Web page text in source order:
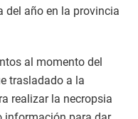
del año en la provincia
al momento del
trasladado a la
realizar la necropsia